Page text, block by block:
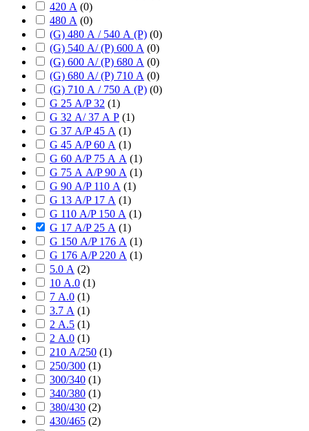
420 А (0)
480 А (0)
(G) 480 А / 540 А (P) (0)
(G) 540 А/ (P) 600 А (0)
(G) 600 А/ (P) 680 А (0)
(G) 680 А/ (P) 710 А (0)
(G) 710 А / 750 А (P) (0)
G 25 А/P 32 (1)
G 32 А/ 37 А P (1)
G 37 А/P 45 А (1)
G 45 А/P 60 А (1)
G 60 А/P 75 А А (1)
G 75 А А/P 90 А (1)
G 90 А/P 110 А (1)
G 13 А/P 17 А (1)
G 110 А/P 150 А (1)
G 17 А/P 25 А (1)
G 150 А/P 176 А (1)
G 176 А/P 220 А (1)
5.0 А (2)
10 А.0 (1)
7 А.0 (1)
3.7 А (1)
2 А.5 (1)
2 А.0 (1)
210 А/250 (1)
250/300 (1)
300/340 (1)
340/380 (1)
380/430 (2)
430/465 (2)